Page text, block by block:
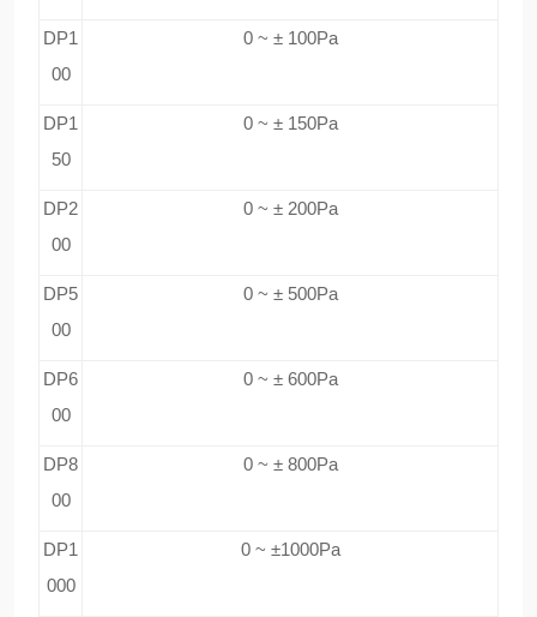
DP1
00
0 ~ ± 100Pa
DP1
50
0 ~ ± 150Pa
DP2
00
0 ~ ± 200Pa
DP5
00
0 ~ ± 500Pa
DP6
00
0 ~ ± 600Pa
DP8
00
0 ~ ± 800Pa
DP1
000
0 ~ ±1000Pa